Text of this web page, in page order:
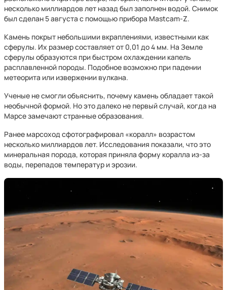
несколько миллиардов лет назад был заполнен водой. Снимок
был сделан 5 августа с помощью прибора Mastcam-Z.
Камень покрыт небольшими вкраплениями, известными как
сферулы. Их размер составляет от 0,01 до 4 мм. На Земле
сферулы образуются при быстром охлаждении капель
расплавленной породы. Подобное возможно при падении
метеорита или извержении вулкана.
Ученые не смогли объяснить, почему камень обладает такой
необычной формой. Но это далеко не первый случай, когда на
Марсе замечают странные образования.
Ранее марсоход сфотографировал «коралл» возрастом
несколько миллиардов лет. Исследования показали, что это
минеральная порода, которая приняла форму коралла из-за
воды, перепадов температур и эрозии.